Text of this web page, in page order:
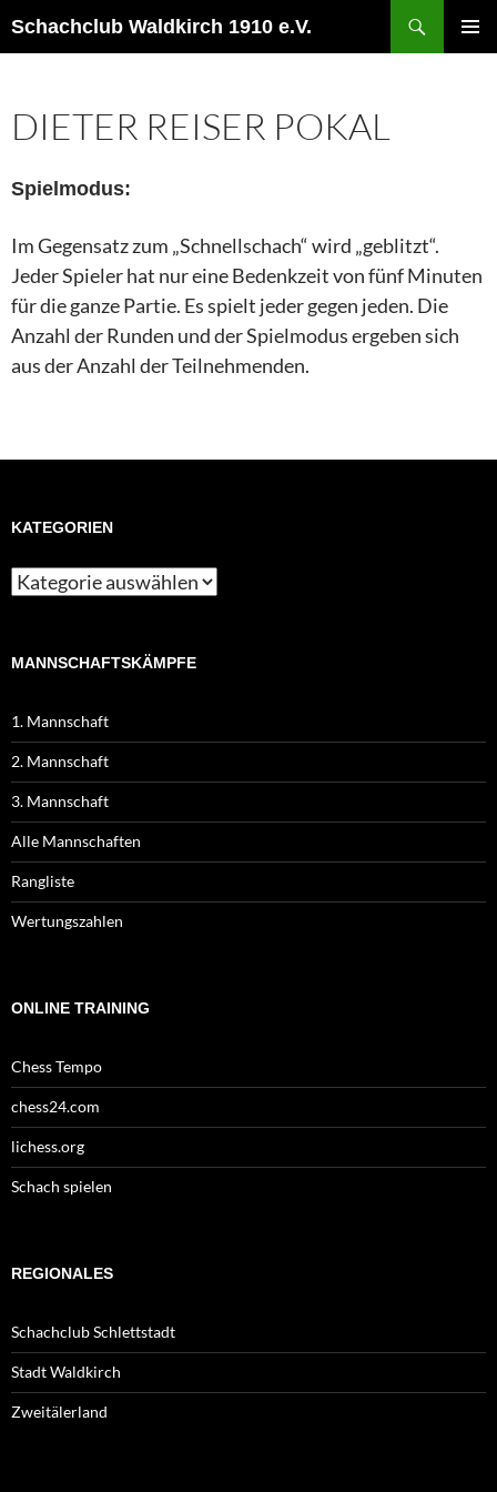
Schachclub Waldkirch 1910 e.V.
DIETER REISER POKAL
Spielmodus:
Im Gegensatz zum „Schnellschach“ wird „geblitzt“.
Jeder Spieler hat nur eine Bedenkzeit von fünf Minuten
für die ganze Partie. Es spielt jeder gegen jeden. Die
Anzahl der Runden und der Spielmodus ergeben sich
aus der Anzahl der Teilnehmenden.
KATEGORIEN
MANNSCHAFTSKÄMPFE
1. Mannschaft
2. Mannschaft
3. Mannschaft
Alle Mannschaften
Rangliste
Wertungszahlen
ONLINE TRAINING
Chess Tempo
chess24.com
lichess.org
Schach spielen
REGIONALES
Schachclub Schlettstadt
Stadt Waldkirch
Zweitälerland